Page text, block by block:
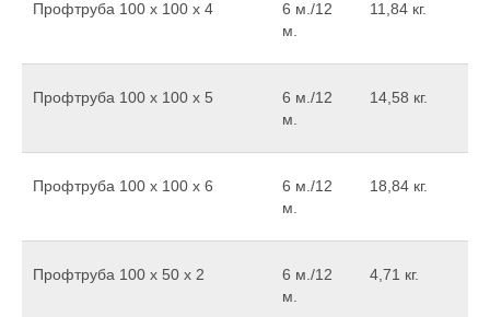
Профтруба 100 х 100 х 4
6 м./12
м.
11,84 кг.
Профтруба 100 х 100 х 5
6 м./12
м.
14,58 кг.
Профтруба 100 х 100 х 6
6 м./12
м.
18,84 кг.
Профтруба 100 х 50 х 2
6 м./12
м.
4,71 кг.